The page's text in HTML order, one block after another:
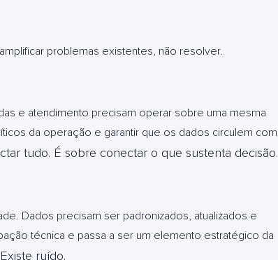
problemas existentes, não resolver.
e atendimento precisam operar sobre uma mesma
da operação e garantir que os dados circulem com
tudo. É sobre conectar o que sustenta decisão.
Dados precisam ser padronizados, atualizados e
técnica e passa a ser um elemento estratégico da
ruído.